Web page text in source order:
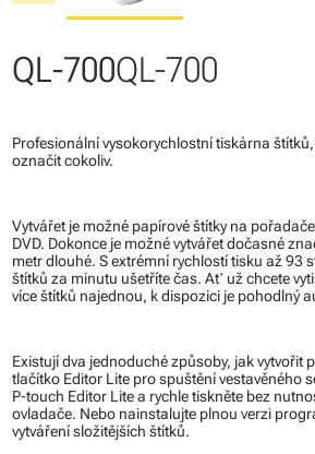
QL-700QL-700
Profesionální vysokorychlostní tiskárna
označit cokoliv.
Vytvářet je možné papírové štítky na
DVD. Dokonce je možné vytvářet dočasné
metr dlouhé. S extrémní rychlostí tisku až 93
štítků za minutu ušetříte čas. Ať už chcete
více štítků najednou, k dispozici je pohodlný
Existují dva jednoduché způsoby, jak vytvořit
tlačítko Editor Lite pro spuštění vestavěného
P-touch Editor Lite a rychle tiskněte bez
ovladače. Nebo nainstalujte plnou verzi
vytváření složitějších štítků.